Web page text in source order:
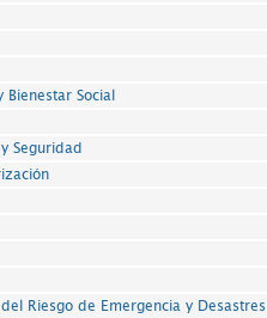
Social
Seguridad
Riesgo de Emergencia y Desastres